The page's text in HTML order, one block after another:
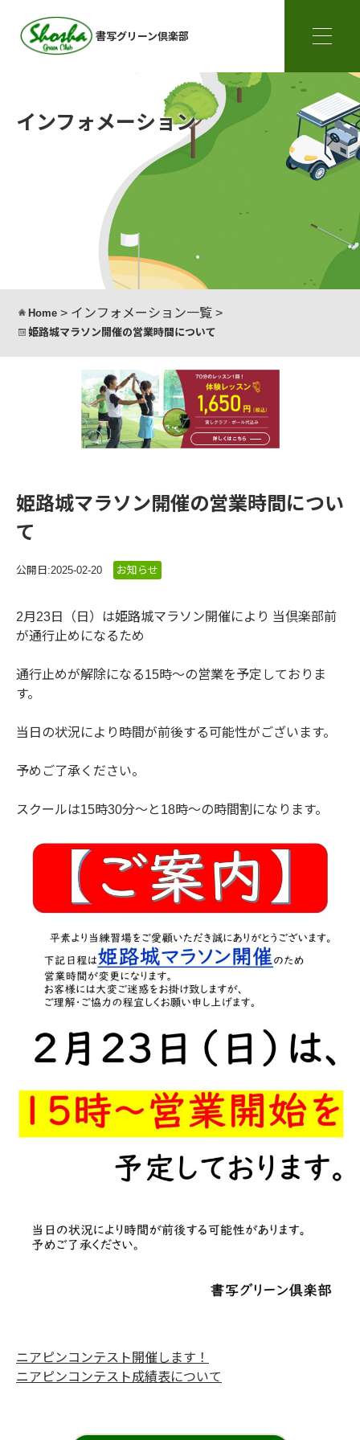
書写グリーン倶楽部
インフォメーション
Home > インフォメーション一覧 >
姫路城マラソン開催の営業時間について
詳しくはこちら
姫路城マラソン開催の営業時間につい
て
公開日:2025-02-20 お知らせ
2月23日（日）は姫路城マラソン開催により 当倶楽部前
が通行止めになるため
通行止めが解除になる15時～の営業を予定しておりま
す。
当日の状況により時間が前後する可能性がございます。
予めご了承ください。
スクールは15時30分～と18時～の時間割になります。
ニアピンコンテスト開催します！
ニアピンコンテスト成績表について